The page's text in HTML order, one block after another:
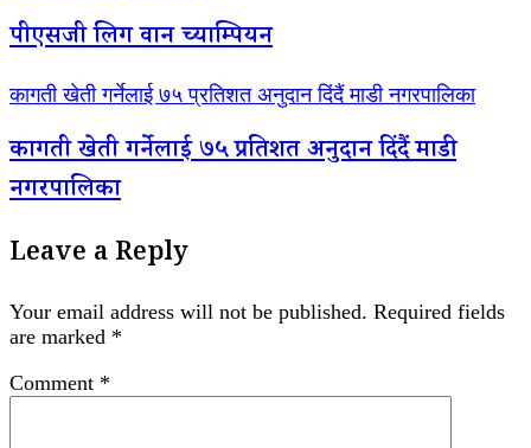
पीएसजी लिग वान च्याम्पियन
कागती खेती गर्नेलाई ७५ प्रतिशत अनुदान दिंदैं माडी नगरपालिका
कागती खेती गर्नेलाई ७५ प्रतिशत अनुदान दिंदैं माडी
नगरपालिका
Leave a Reply
Your email address will not be published. Required fields
are marked *
Comment *